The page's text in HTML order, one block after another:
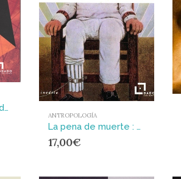
La gran sed de Estado : Michel Foucault y las ciencias sociales
ANTROPOLOGÍA
La pena de muerte : Ceremonial, historia, procedimientos
17,00€